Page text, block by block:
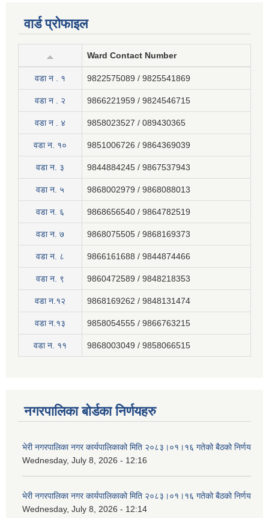
वार्ड प्रोफाइल
Ward Contact Number
वडा न . १ 9822575089 / 9825541869
वडा न . २ 9866221959 / 9824546715
वडा न . ४ 9858023527 / 089430365
वडा न. १० 9851006726 / 9864369039
वडा न. ३ 9844884245 / 9867537943
वडा न. ५ 9868002979 / 9868088013
वडा न. ६ 9868656540 / 9864782519
वडा न. ७ 9868075505 / 9868169373
वडा न. ८ 9866161688 / 9844874466
वडा न. ९ 9860472589 / 9848218353
वडा न.१२ 9868169262 / 9848131474
वडा न.१३ 9858054555 / 9866763215
वडा न‍. ११ 9868003049 / 9858066515
नगरपालिका बोर्डका निर्णयहरु
भेरी नगरपालिका नगर कार्यपालिकाको मिति २०८३।०१।१६ गतेको बैठको निर्णय
Wednesday, July 8, 2026 - 12:16
भेरी नगरपालिका नगर कार्यपालिकाको मिति २०८३।०१।१६ गतेको बैठको निर्णय
Wednesday, July 8, 2026 - 12:14